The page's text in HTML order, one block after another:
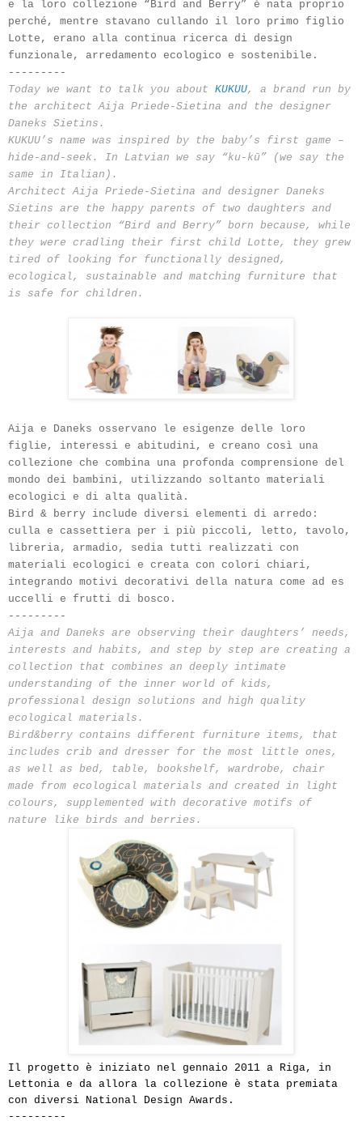
e la loro collezione “Bird and Berry” è nata proprio
perché, mentre stavano cullando il loro primo figlio
Lotte, erano alla continua ricerca di design
funzionale, arredamento ecologico e sostenibile.
---------
Today we want to talk you about KUKUU, a brand run by
the architect Aija Priede-Sietina and the designer
Daneks Sietins.
KUKUU’s name was inspired by the baby’s first game –
hide-and-seek. In Latvian we say “ku-kū” (we say the
same in Italian).
Architect Aija Priede-Sietina and designer Daneks
Sietins are the happy parents of two daughters and
their collection “Bird and Berry” born because, while
they were cradling their first child Lotte, they grew
tired of looking for functionally designed,
ecological, sustainable and matching furniture that
is safe for children.
Aija e Daneks osservano le esigenze delle loro
figlie, interessi e abitudini, e creano così una
collezione che combina una profonda comprensione del
mondo dei bambini, utilizzando soltanto materiali
ecologici e di alta qualità.
Bird & berry include diversi elementi di arredo:
culla e cassettiera per i più piccoli, letto, tavolo,
libreria, armadio, sedia tutti realizzati con
materiali ecologici e creata con colori chiari,
integrando motivi decorativi della natura come ad es
uccelli e frutti di bosco.
---------
Aija and Daneks are observing their daughters’ needs,
interests and habits, and step by step are creating a
collection that combines an deeply intimate
understanding of the inner world of kids,
professional design solutions and high quality
ecological materials.
Bird&berry contains different furniture items, that
includes crib and dresser for the most little ones,
as well as bed, table, bookshelf, wardrobe, chair
made from ecological materials and created in light
colours, supplemented with decorative motifs of
nature like birds and berries.
Il progetto è iniziato nel gennaio 2011 a Riga, in
Lettonia e da allora la collezione è stata premiata
con diversi National Design Awards.
---------